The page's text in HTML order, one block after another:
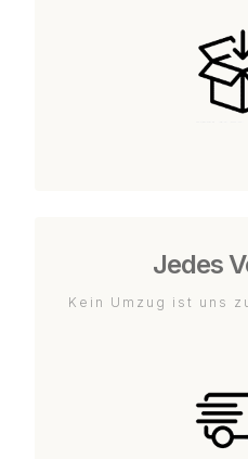
Jedes
Kein Umzug ist uns